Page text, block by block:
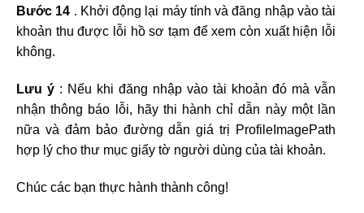
Bước 14 . Khởi động lại máy tính và đăng nhập vào tài
khoản thu được lỗi hồ sơ tạm để xem còn xuất hiện lỗi
không.
Lưu ý : Nếu khi đăng nhập vào tài khoản đó mà vẫn
nhận thông báo lỗi, hãy thi hành chỉ dẫn này một lần
nữa và đảm bảo đường dẫn giá trị ProfileImagePath
hợp lý cho thư mục giấy tờ người dùng của tài khoản.
Chúc các bạn thực hành thành công!